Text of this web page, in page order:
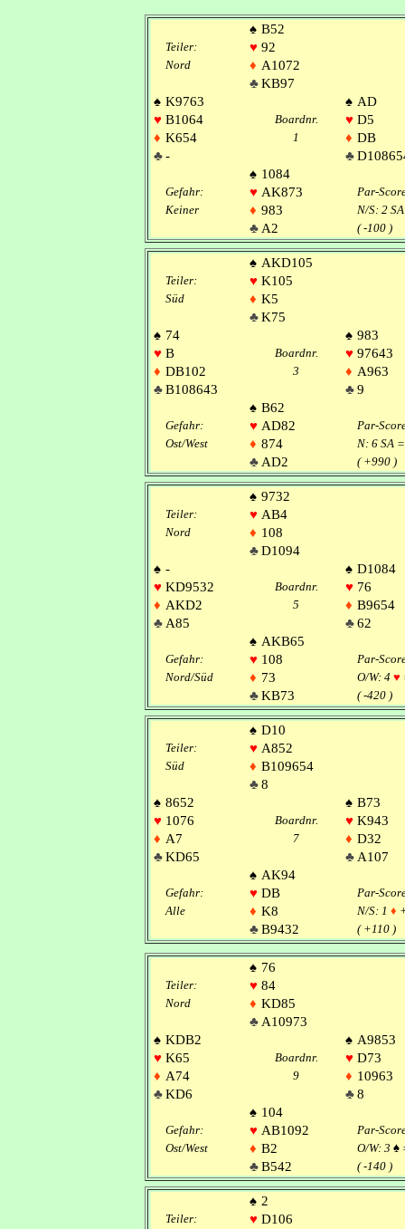
♠ B52
Teiler: ♥ 92
Nord ♦ A1072
♣KB97
♠ K9763 ♠ AD
♥ B1064 Boardnr. ♥ D5
♦ K654 1 ♦ DB
♣- ♣
♠ 1084
Gefahr: ♥ AK873
Par-
Keiner
♦ 983 N/S: 2
♣ A2 ( -100 )
♠ AKD105
Teiler: ♥ K105
Süd ♦ K5
♣K75
♠ 74 ♠ 983
♥ B Boardnr. ♥ 97643
♦ DB102 3 ♦ A963
♣B108643 ♣9
♠ B62
Gefahr: ♥ AD82
Par-
Ost/West
♦ 874 N: 6 SA =
♣ AD2 ( +990 )
♠ 9732
Teiler: ♥ AB4
Nord ♦ 108
♣D1094
♠ - ♠ D1084
♥ KD9532 Boardnr. ♥ 76
♦ AKD2 5 ♦ B9654
♣ A85 ♣62
♠ AKB65
Gefahr: ♥ 108
Par-
Nord/Süd
♦ 73 O/W: 4 ♥
♣KB73 ( -420 )
♠ D10
Teiler: ♥ A852
Süd ♦ B109654
♣8
♠ 8652 ♠ B73
♥ 1076 Boardnr. ♥ K943
♦ A7 7 ♦ D32
♣KD65 ♣ A107
♠ AK94
Gefahr: ♥ DB
Par-
Alle
♦ K8 N/S: 1 ♦
♣B9432 ( +110 )
♠ 76
Teiler: ♥ 84
Nord ♦ KD85
♣ A10973
♠ KDB2 ♠ A9853
♥ K65 Boardnr. ♥ D73
♦ A74 9 ♦ 10963
♣KD6 ♣8
♠ 104
Gefahr: ♥ AB1092
Par-
Ost/West
♦ B2 O/W: 3 ♠
♣B542 ( -140 )
♠ 2
Teiler: ♥ D106